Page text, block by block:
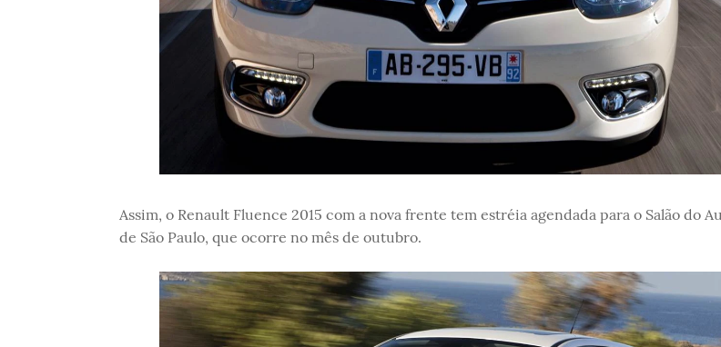
Assim, o Renault Fluence 2015 com a nova frente tem estréia agendada para o Salão do
de São Paulo, que ocorre no mês de outubro.